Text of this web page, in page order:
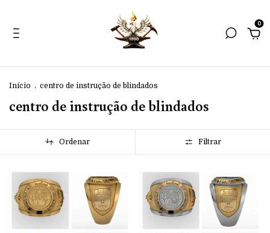
0
Início . centro de instrução de blindados
centro de instrução de blindados
Ordenar Filtrar